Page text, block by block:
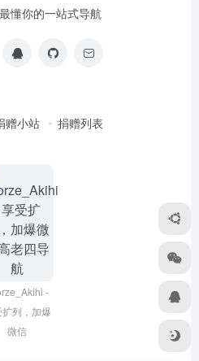
懂你的一站式导航
赠小站 捐赠列表
-
列，加爆
微信